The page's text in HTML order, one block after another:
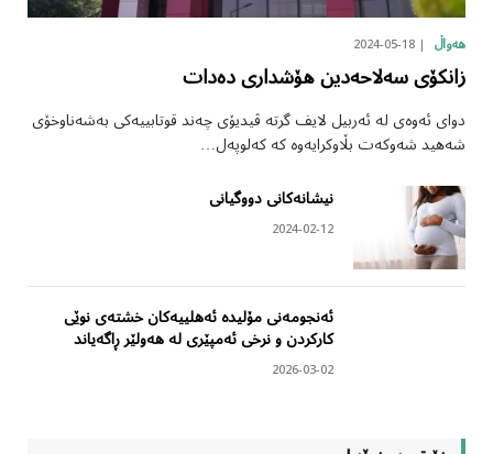
هەواڵ 2024-05-18
زانکۆی سەلاحەدین هۆشداری دەدات
دوای ئەوەی لە ئەربیل لایف گرتە ڤیدیۆی چەند قوتابییەکی بەشەناوخۆی
شەهید شەوکەت بڵاوکرایەوە کە کەلوپەل…
نیشانەکانی دووگیانی
2024-02-12
ئەنجومەنی مۆلیدە ئەهلییەکان خشتەی نوێی
کارکردن و نرخی ئەمپێری لە هەولێر ڕاگەیاند
2026-03-02